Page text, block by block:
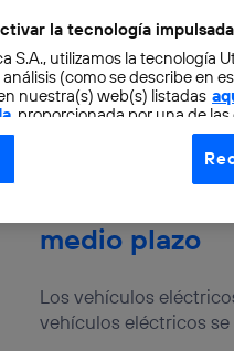
Los millennials son los
(aunque este último
Fran Castillo
Volar en
medio plazo
Los vehículos
vehículos eléctricos se
la tecnología
S.A., utilizamos la tecnología
(como se describe en
nuestra(s) web(s) listadas
, proporcionada por una de
en cada página web).
está diseñada con la
IP y otra información de la
que utilizas (p. ej., número
asigna a la conexión de
y consienta el uso de la